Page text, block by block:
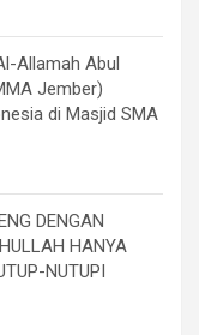
Allamah Abul
Jember)
di Masjid SMA
DENGAN
HANYA
NUTUPI